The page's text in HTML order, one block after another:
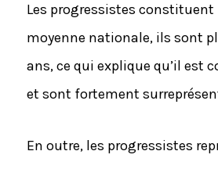
Les progressistes
moyenne nationale, ils sont
ans, ce qui explique qu’il est
et sont fortement
En outre, les progressistes